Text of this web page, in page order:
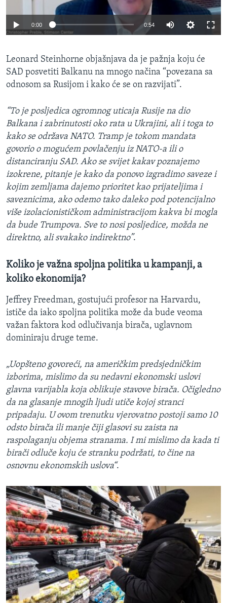
0:00 0:54
Leonard Steinhorne objašnjava da je pažnja koju će
SAD posvetiti Balkanu na mnogo načina “povezana sa
odnosom sa Rusijom i kako će se on razvijati”.
“To je posljedica ogromnog uticaja Rusije na dio
Balkana i zabrinutosti oko rata u Ukrajini, ali i toga to
kako se održava NATO. Tramp je tokom mandata
govorio o mogućem povlačenju iz NATO-a ili o
distanciranju SAD. Ako se svijet kakav poznajemo
izokrene, pitanje je kako da ponovo izgradimo saveze i
kojim zemljama dajemo prioritet kao prijateljima i
saveznicima, ako odemo tako daleko pod potencijalno
više izolacionističkom administracijom kakva bi mogla
da bude Trumpova. Sve to nosi posljedice, možda ne
direktno, ali svakako indirektno”.
Koliko je važna spoljna politika u kampanji, a
koliko ekonomija?
Jeffrey Freedman, gostujući profesor na Harvardu,
ističe da iako spoljna politika može da bude veoma
važan faktora kod odlučivanja birača, uglavnom
dominiraju druge teme.
„Uopšteno govoreći, na američkim predsjedničkim
izborima, mislimo da su nedavni ekonomski uslovi
glavna varijabla koja oblikuje stavove birača. Očigledno
da na glasanje mnogih ljudi utiče kojoj stranci
pripadaju. U ovom trenutku vjerovatno postoji samo 10
odsto birača ili manje čiji glasovi su zaista na
raspolaganju objema stranama. I mi mislimo da kada ti
birači odluče koju će stranku podržati, to čine na
osnovnu ekonomskih uslova“.